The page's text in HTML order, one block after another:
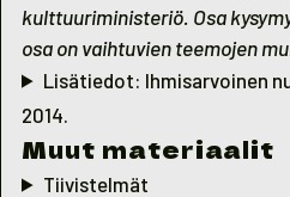
kulttuuriministeriö. Osa
osa on vaihtuvien teemojen
Lisätiedot: Ihmisarvoinen
2014.
Muut materiaalit
Tiivistelmät